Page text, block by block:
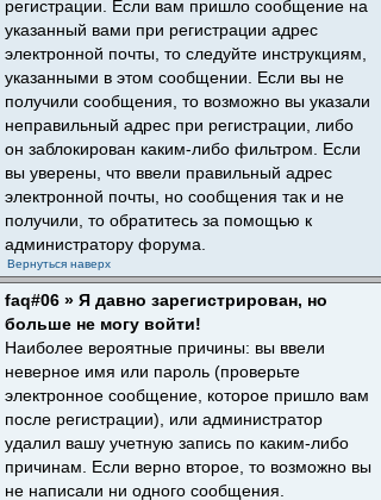
регистрации. Если вам пришло сообщение на
указанный вами при регистрации адрес
электронной почты, то следуйте инструкциям,
указанными в этом сообщении. Если вы не
получили сообщения, то возможно вы указали
неправильный адрес при регистрации, либо
он заблокирован каким-либо фильтром. Если
вы уверены, что ввели правильный адрес
электронной почты, но сообщения так и не
получили, то обратитесь за помощью к
администратору форума.
Вернуться наверх
faq#06 » Я давно зарегистрирован, но
больше не могу войти!
Наиболее вероятные причины: вы ввели
неверное имя или пароль (проверьте
электронное сообщение, которое пришло вам
после регистрации), или администратор
удалил вашу учетную запись по каким-либо
причинам. Если верно второе, то возможно вы
не написали ни одного сообщения.